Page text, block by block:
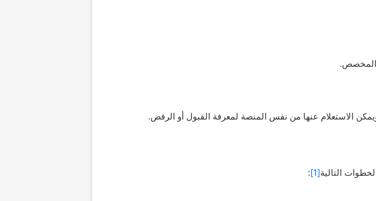
المخصص.
الاستعلام عنها من نفس المنصة لمعرفة القبول أو الرفض.
التالية[1]
: